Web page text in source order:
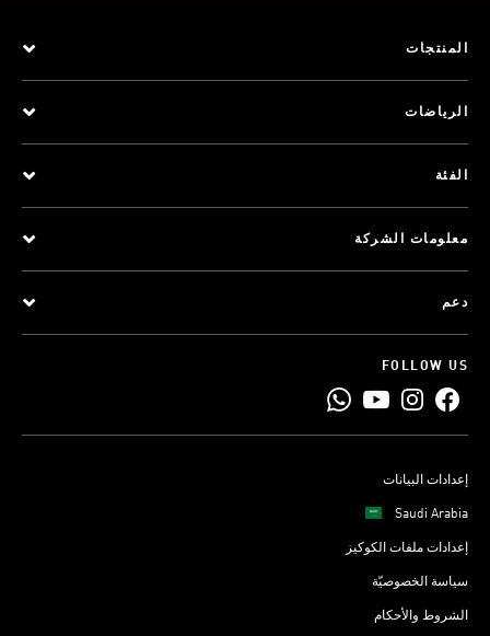
المنتجات
الرياضات
الفئة
معلومات الشركة
دعم
FOLLOW US
إعدادات البيانات
Saudi Arabia
إعدادات ملفات الكوكيز
سياسة الخصوصيّة
الشروط والأحكام